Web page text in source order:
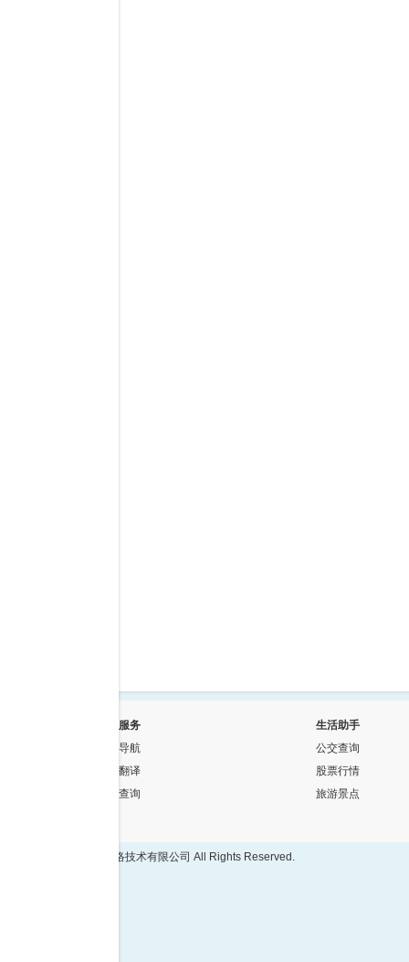
常用服务
网址导航
在线翻译
快递查询
生活助手
公交查询
股票行情
旅游景点
©2015 西安深意网络技术有限公司 All Rights Reserved.